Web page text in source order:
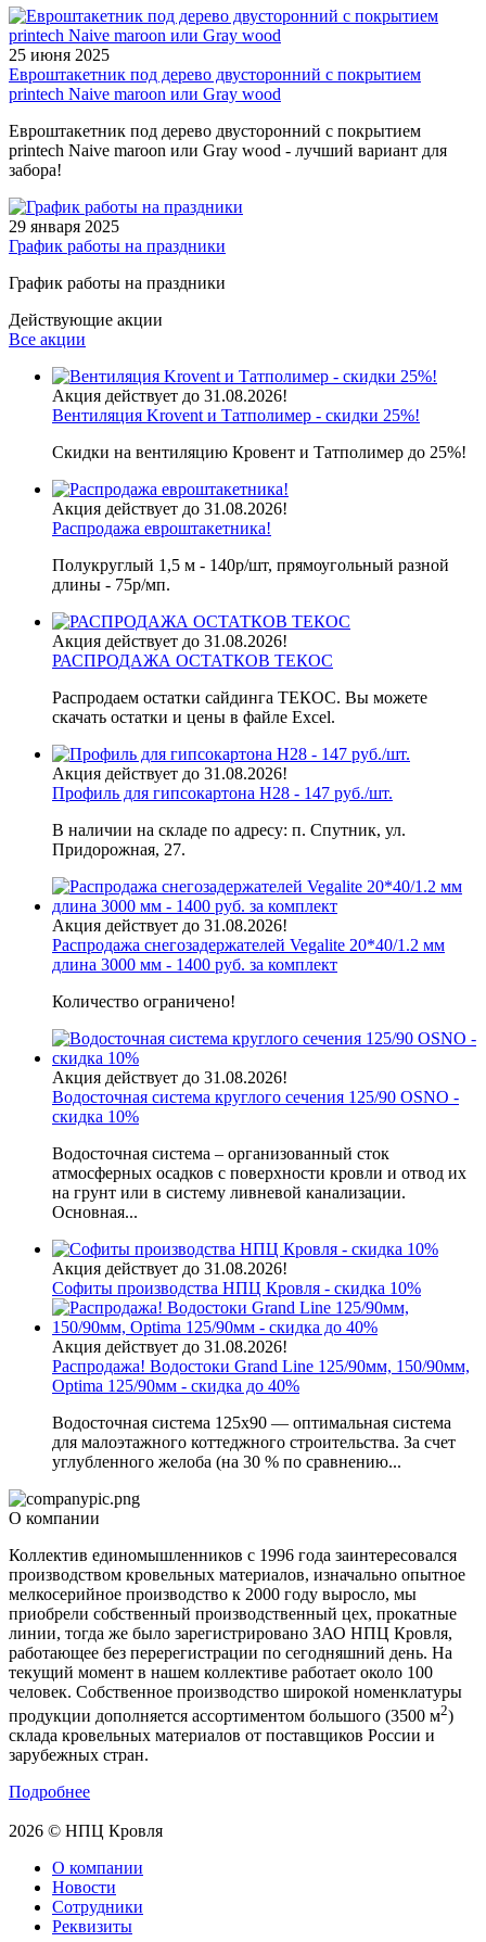
25 июня 2025
Евроштакетник под дерево двусторонний с покрытием
printech Naive maroon или Gray wood
Евроштакетник под дерево двусторонний с покрытием
printech Naive maroon или Gray wood - лучший вариант для
забора!
29 января 2025
График работы на праздники
График работы на праздники
Действующие акции
Все акции
Акция действует до 31.08.2026!
Вентиляция Krovent и Татполимер - скидки 25%!
Скидки на вентиляцию Кровент и Татполимер до 25%!
Акция действует до 31.08.2026!
Распродажа евроштакетника!
Полукруглый 1,5 м - 140р/шт, прямоугольный разной
длины - 75р/мп.
Акция действует до 31.08.2026!
РАСПРОДАЖА ОСТАТКОВ ТЕКОС
Распродаем остатки сайдинга ТЕКОС. Вы можете
скачать остатки и цены в файле Excel.
Акция действует до 31.08.2026!
Профиль для гипсокартона H28 - 147 руб./шт.
В наличии на складе по адресу: п. Спутник, ул.
Придорожная, 27.
Акция действует до 31.08.2026!
Распродажа снегозадержателей Vegalite 20*40/1.2 мм
длина 3000 мм - 1400 руб. за комплект
Количество ограничено!
Акция действует до 31.08.2026!
Водосточная система круглого сечения 125/90 OSNO -
скидка 10%
Водосточная система – организованный сток
атмосферных осадков с поверхности кровли и отвод их
на грунт или в систему ливневой канализации.
Основная...
Акция действует до 31.08.2026!
Софиты производства НПЦ Кровля - скидка 10%
Акция действует до 31.08.2026!
Распродажа! Водостоки Grand Line 125/90мм, 150/90мм,
Optima 125/90мм - скидка до 40%
Водосточная система 125х90 — оптимальная система
для малоэтажного коттеджного строительства. За счет
углубленного желоба (на 30 % по сравнению...
О компании
Коллектив единомышленников с 1996 года заинтересовался
производством кровельных материалов, изначально опытное
мелкосерийное производство к 2000 году выросло, мы
приобрели собственный производственный цех, прокатные
линии, тогда же было зарегистрировано ЗАО НПЦ Кровля,
работающее без перерегистрации по сегодняшний день. На
текущий момент в нашем коллективе работает около 100
человек. Собственное производство широкой номенклатуры
продукции дополняется ассортиментом большого (3500 м2)
склада кровельных материалов от поставщиков России и
зарубежных стран.
Подробнее
2026 © НПЦ Кровля
О компании
Новости
Сотрудники
Реквизиты